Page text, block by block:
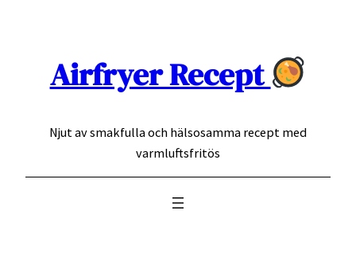
Airfryer Recept
Njut av smakfulla och hälsosamma recept med
varmluftsfritös